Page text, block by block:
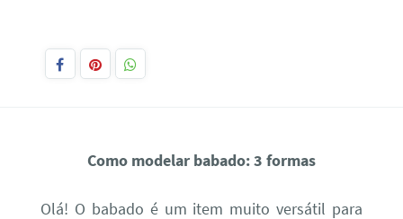
Como modelar babado: 3 formas
Olá! O babado é um item muito versátil para